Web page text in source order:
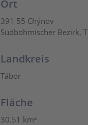
Ort
391 55 Chýnov
Südböhmischer Bezirk,
Landkreis
Tábor
Fläche
30.51 km²